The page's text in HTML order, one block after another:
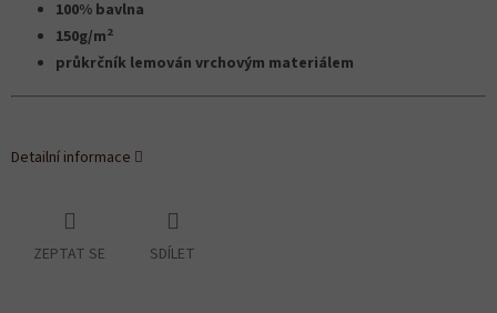
100% bavlna
150g/m2
průkrčník lemován vrchovým materiálem
Detailní informace
ZEPTAT SE SDÍLET